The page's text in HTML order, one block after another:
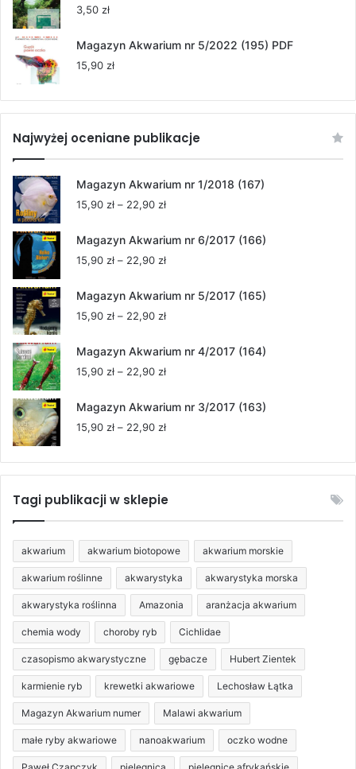
3,50 zł
Magazyn Akwarium nr 5/2022 (195) PDF
15,90 zł
Najwyżej oceniane publikacje
Magazyn Akwarium nr 1/2018 (167)
15,90 zł – 22,90 złZakres
od
Magazyn Akwarium nr 6/2017 (166)
15,90 zł – 22,90 złZakres
od
Magazyn Akwarium nr 5/2017 (165)
15,90 zł – 22,90 złZakres
od
Magazyn Akwarium nr 4/2017 (164)
15,90 zł – 22,90 złZakres
od
Magazyn Akwarium nr 3/2017 (163)
15,90 zł – 22,90 złZakres
od
15,90 zł
Tagi publikacji w sklepie
akwarium akwarium biotopowe akwarium morskie
akwarium roślinne akwarystyka akwarystyka morska
akwarystyka roślinna Amazonia aranżacja akwarium
chemia wody choroby ryb Cichlidae
czasopismo akwarystyczne gębacze Hubert Zientek
karmienie ryb krewetki akwariowe Lechosław Łątka
Magazyn Akwarium numer Malawi akwarium
małe ryby akwariowe nanoakwarium oczko wodne